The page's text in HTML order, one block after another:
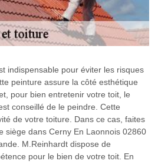
indispensable pour éviter les risques
peinture assure la côté esthétique
pour bien entretenir votre toit, le
conseillé de le peindre. Cette
de votre toiture. Dans ce cas, faites
siège dans Cerny En Laonnois 02860
M.Reinhardt dispose de
pour le bien de votre toit. En